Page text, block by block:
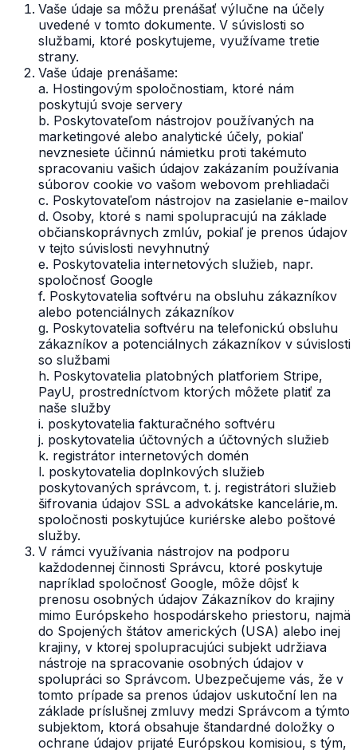
Vaše údaje sa môžu prenášať výlučne na účely
uvedené v tomto dokumente. V súvislosti so
službami, ktoré poskytujeme, využívame tretie
strany.
Vaše údaje prenášame:
a. Hostingovým spoločnostiam, ktoré nám
poskytujú svoje servery
b. Poskytovateľom nástrojov používaných na
marketingové alebo analytické účely, pokiaľ
nevznesiete účinnú námietku proti takémuto
spracovaniu vašich údajov zakázaním používania
súborov cookie vo vašom webovom prehliadači
c. Poskytovateľom nástrojov na zasielanie e-mailov
d. Osoby, ktoré s nami spolupracujú na základe
občianskoprávnych zmlúv, pokiaľ je prenos údajov
v tejto súvislosti nevyhnutný
e. Poskytovatelia internetových služieb, napr.
spoločnosť Google
f. Poskytovatelia softvéru na obsluhu zákazníkov
alebo potenciálnych zákazníkov
g. Poskytovatelia softvéru na telefonickú obsluhu
zákazníkov a potenciálnych zákazníkov v súvislosti
so službami
h. Poskytovatelia platobných platforiem Stripe,
PayU, prostredníctvom ktorých môžete platiť za
naše služby
i. poskytovatelia fakturačného softvéru
j. poskytovatelia účtovných a účtovných služieb
k. registrátor internetových domén
l. poskytovatelia doplnkových služieb
poskytovaných správcom, t. j. registrátori služieb
šifrovania údajov SSL a advokátske kancelárie,m.
spoločnosti poskytujúce kuriérske alebo poštové
služby.
V rámci využívania nástrojov na podporu
každodennej činnosti Správcu, ktoré poskytuje
napríklad spoločnosť Google, môže dôjsť k
prenosu osobných údajov Zákazníkov do krajiny
mimo Európskeho hospodárskeho priestoru, najmä
do Spojených štátov amerických (USA) alebo inej
krajiny, v ktorej spolupracujúci subjekt udržiava
nástroje na spracovanie osobných údajov v
spolupráci so Správcom. Ubezpečujeme vás, že v
tomto prípade sa prenos údajov uskutoční len na
základe príslušnej zmluvy medzi Správcom a týmto
subjektom, ktorá obsahuje štandardné doložky o
ochrane údajov prijaté Európskou komisiou, s tým,